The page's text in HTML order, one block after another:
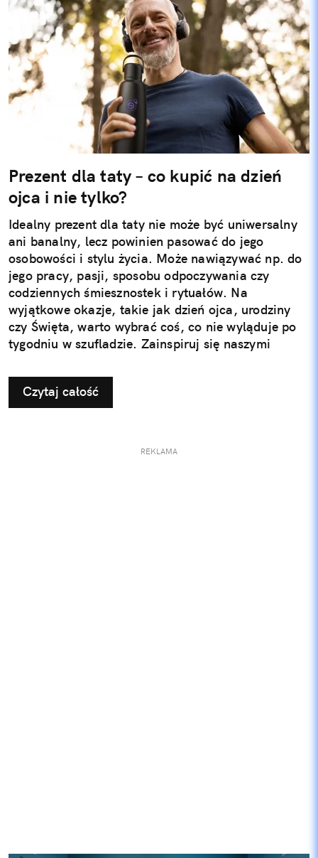
Prezent dla taty – co kupić na dzień
ojca i nie tylko?
Idealny prezent dla taty nie może być uniwersalny
ani banalny, lecz powinien pasować do jego
osobowości i stylu życia. Może nawiązywać np. do
jego pracy, pasji, sposobu odpoczywania czy
codziennych śmiesznostek i rytuałów. Na
wyjątkowe okazje, takie jak dzień ojca, urodziny
czy Święta, warto wybrać coś, co nie wyląduje po
tygodniu w szufladzie. Zainspiruj się naszymi
taty.
Czytaj całość
REKLAMA